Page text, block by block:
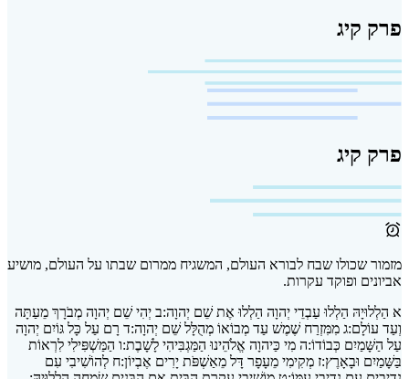
פרק קיג
פרק קיג
מזמור שכולו שבח לבורא העולם, המשגיח ממרום שבתו על העולם, מושיע
אביונים ופוקד עקרות.
א הַלְלוּיָהּ הַלְלוּ עַבְדֵי יְהוָה הַלְלוּ אֶת שֵׁם יְהוָה:ב יְהִי שֵׁם יְהוָה מְבֹרָךְ מֵעַתָּה
וְעַד עוֹלָם:ג מִמִּזְרַח שֶׁמֶשׁ עַד מְבוֹאוֹ מְהֻלָּל שֵׁם יְהוָה:ד רָם עַל כָּל גּוֹיִם יְהוָה
עַל הַשָּׁמַיִם כְּבוֹדוֹ:ה מִי כַּיהוָה אֱלֹהֵינוּ הַמַּגְבִּיהִי לָשָׁבֶת:ו הַמַּשְׁפִּילִי לִרְאוֹת
בַּשָּׁמַיִם וּבָאָרֶץ:ז מְקִימִי מֵעָפָר דָּל מֵאַשְׁפֹּת יָרִים אֶבְיוֹן:ח לְהוֹשִׁיבִי עִם